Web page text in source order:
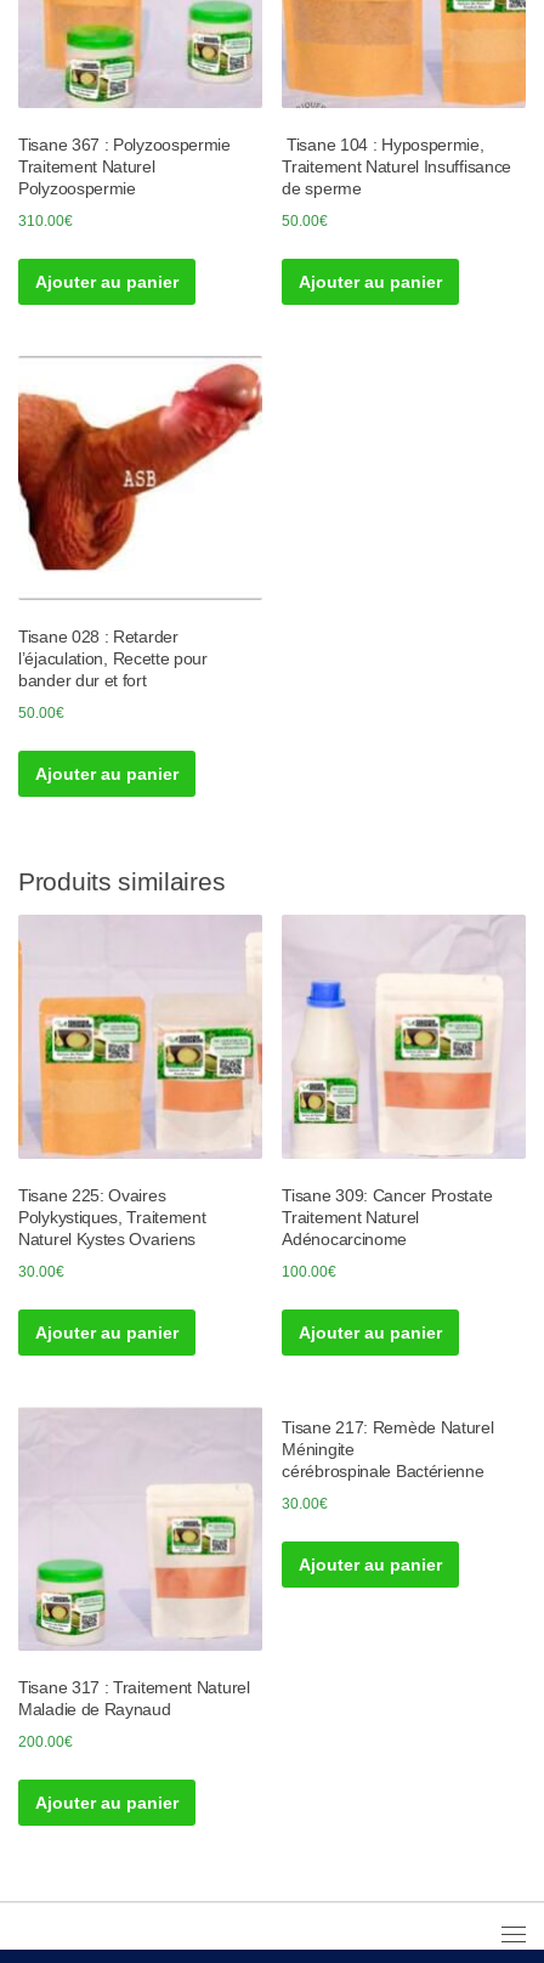
Tisane 367 : Polyzoospermie
Traitement Naturel
Polyzoospermie
310.00€
Ajouter au panier
Tisane 104 : Hypospermie,
Traitement Naturel Insuffisance
de sperme
50.00€
Ajouter au panier
Tisane 028 : Retarder
l’éjaculation, Recette pour
bander dur et fort
50.00€
Ajouter au panier
Produits similaires
Tisane 225: Ovaires
Polykystiques, Traitement
Naturel Kystes Ovariens
30.00€
Ajouter au panier
Tisane 309: Cancer Prostate
Traitement Naturel
Adénocarcinome
100.00€
Ajouter au panier
Tisane 317 : Traitement Naturel
Maladie de Raynaud
200.00€
Ajouter au panier
Tisane 217: Remède Naturel
Méningite
cérébrospinale Bactérienne
30.00€
Ajouter au panier